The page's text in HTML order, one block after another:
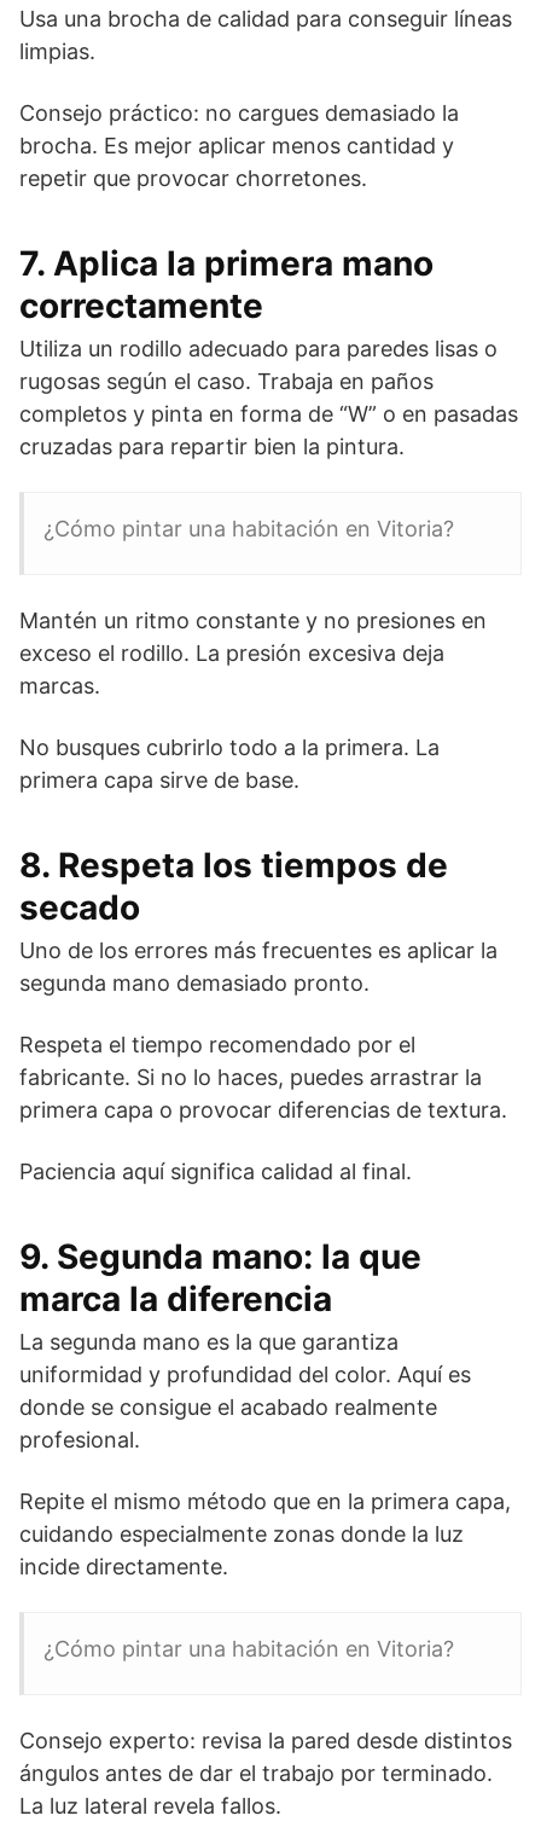
Usa una brocha de calidad para conseguir líneas
limpias.
Consejo práctico: no cargues demasiado la
brocha. Es mejor aplicar menos cantidad y
repetir que provocar chorretones.
7. Aplica la primera mano
correctamente
Utiliza un rodillo adecuado para paredes lisas o
rugosas según el caso. Trabaja en paños
completos y pinta en forma de “W” o en pasadas
cruzadas para repartir bien la pintura.
¿Cómo pintar una habitación en Vitoria?
Mantén un ritmo constante y no presiones en
exceso el rodillo. La presión excesiva deja
marcas.
No busques cubrirlo todo a la primera. La
primera capa sirve de base.
8. Respeta los tiempos de
secado
Uno de los errores más frecuentes es aplicar la
segunda mano demasiado pronto.
Respeta el tiempo recomendado por el
fabricante. Si no lo haces, puedes arrastrar la
primera capa o provocar diferencias de textura.
Paciencia aquí significa calidad al final.
9. Segunda mano: la que
marca la diferencia
La segunda mano es la que garantiza
uniformidad y profundidad del color. Aquí es
donde se consigue el acabado realmente
profesional.
Repite el mismo método que en la primera capa,
cuidando especialmente zonas donde la luz
incide directamente.
¿Cómo pintar una habitación en Vitoria?
Consejo experto: revisa la pared desde distintos
ángulos antes de dar el trabajo por terminado.
La luz lateral revela fallos.